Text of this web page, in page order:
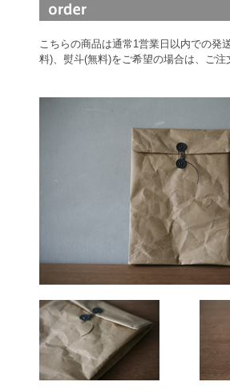
こちらの商品は通常1営業日以内での発
料)、熨斗(無料)をご希望の場合は、ご